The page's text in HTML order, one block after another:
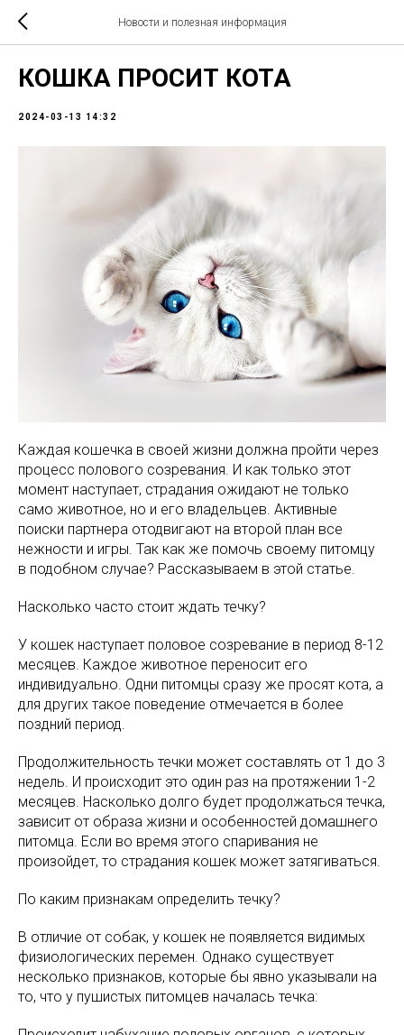
Новости и полезная информация
КОШКА ПРОСИТ КОТА
2024-03-13 14:32
Каждая кошечка в своей жизни должна пройти через
процесс полового созревания. И как только этот
момент наступает, страдания ожидают не только
само животное, но и его владельцев. Активные
поиски партнера отодвигают на второй план все
нежности и игры. Так как же помочь своему питомцу
в подобном случае? Рассказываем в этой статье.
Насколько часто стоит ждать течку?
У кошек наступает половое созревание в период 8-12
месяцев. Каждое животное переносит его
индивидуально. Одни питомцы сразу же просят кота, а
для других такое поведение отмечается в более
поздний период.
Продолжительность течки может составлять от 1 до 3
недель. И происходит это один раз на протяжении 1-2
месяцев. Насколько долго будет продолжаться течка,
зависит от образа жизни и особенностей домашнего
питомца. Если во время этого спаривания не
произойдет, то страдания кошек может затягиваться.
По каким признакам определить течку?
В отличие от собак, у кошек не появляется видимых
физиологических перемен. Однако существует
несколько признаков, которые бы явно указывали на
то, что у пушистых питомцев началась течка: